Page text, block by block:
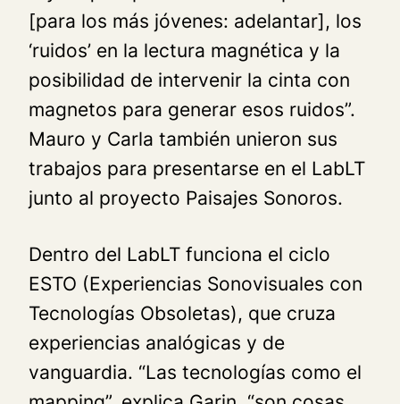
[para los más jóvenes: adelantar], los
‘ruidos’ en la lectura magnética y la
posibilidad de intervenir la cinta con
magnetos para generar esos ruidos”.
Mauro y Carla también unieron sus
trabajos para presentarse en el LabLT
junto al proyecto Paisajes Sonoros.
Dentro del LabLT funciona el ciclo
ESTO (Experiencias Sonovisuales con
Tecnologías Obsoletas), que cruza
experiencias analógicas y de
vanguardia. “Las tecnologías como el